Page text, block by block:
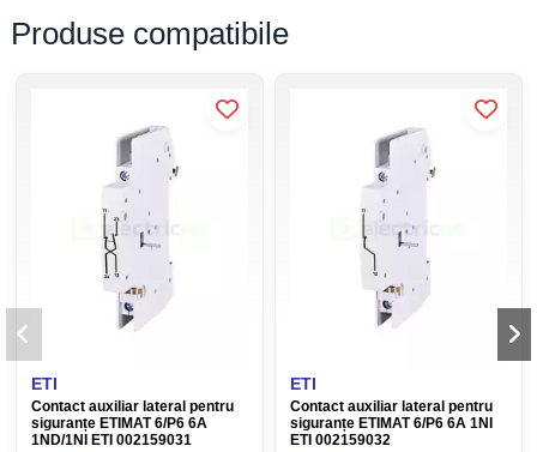
Produse compatibile
ETI
Contact auxiliar lateral pentru
siguranțe ETIMAT 6/P6 6A
1ND/1NI ETI 002159031
ETI
Contact auxiliar lateral pentru
siguranțe ETIMAT 6/P6 6A 1NI
ETI 002159032